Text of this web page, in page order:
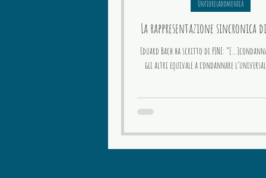
La rappresentazione sincronica di
Eduard Bach ha scritto di PINE:
gli altri equivale a condannare l’universale
che possono sembrarci crudeli e senza
verso ciò che più ci conviene.”
Unfioreladomenica